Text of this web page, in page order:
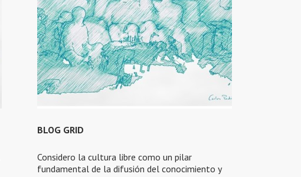
BLOG GRID
Considero la cultura libre como un pilar
fundamental de la difusión del conocimiento y